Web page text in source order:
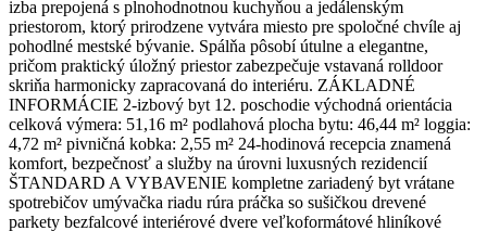
izba prepojená s plnohodnotnou kuchyňou a jedálenským
priestorom, ktorý prirodzene vytvára miesto pre spoločné chvíle aj
pohodlné mestské bývanie. Spálňa pôsobí útulne a elegantne,
pričom praktický úložný priestor zabezpečuje vstavaná rolldoor
skriňa harmonicky zapracovaná do interiéru. ZÁKLADNÉ
INFORMÁCIE 2-izbový byt 12. poschodie východná orientácia
celková výmera: 51,16 m² podlahová plocha bytu: 46,44 m² loggia:
4,72 m² pivničná kobka: 2,55 m² 24-hodinová recepcia znamená
komfort, bezpečnosť a služby na úrovni luxusných rezidencií
ŠTANDARD A VYBAVENIE kompletne zariadený byt vrátane
spotrebičov umývačka riadu rúra práčka so sušičkou drevené
parkety bezfalcové interiérové dvere veľkoformátové hliníkové